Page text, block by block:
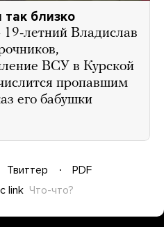
близко
19-летний Владислав
ВСУ в Курской
пропавшим
его бабушки
Твиттер
PDF
link Что-что?